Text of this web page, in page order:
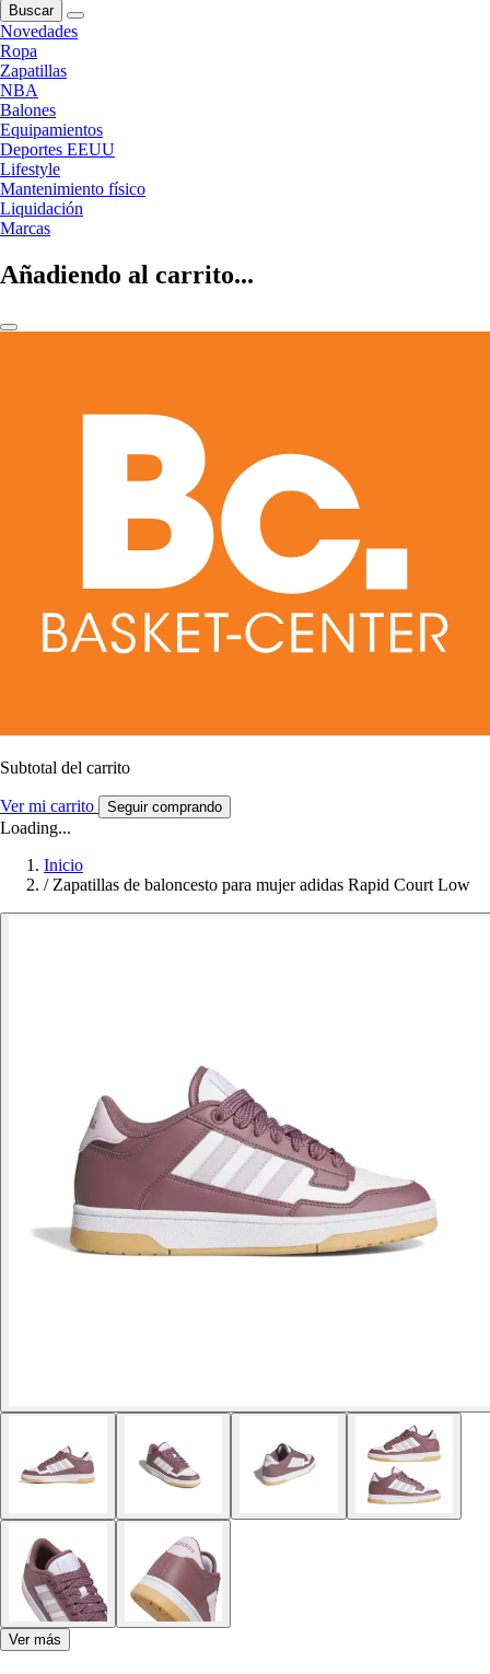
Buscar
Novedades
Ropa
Zapatillas
NBA
Balones
Equipamientos
Deportes EEUU
Lifestyle
Mantenimiento físico
Liquidación
Marcas
Añadiendo al carrito...
Subtotal del carrito
Ver mi carrito Seguir comprando
Loading...
Inicio
/ Zapatillas de baloncesto para mujer adidas Rapid Court Low
Ver más